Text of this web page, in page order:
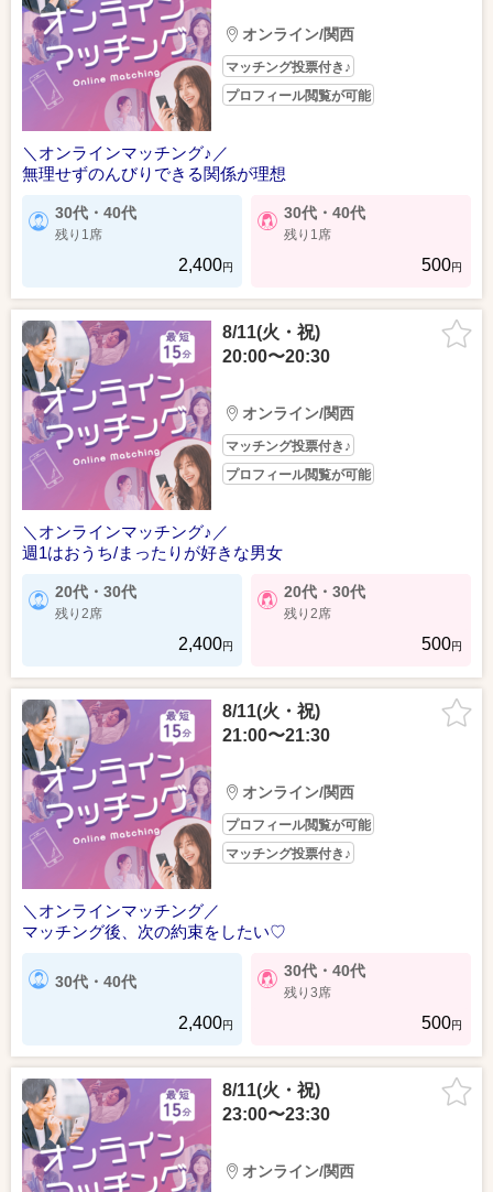
オンライン/関西
マッチング投票付き♪
プロフィール閲覧が可能
＼オンラインマッチング♪／
無理せずのんびりできる関係が理想
30代・40代
残り1席
2,400円
30代・40代
残り1席
500円
8/11(火・祝)
20:00〜20:30
オンライン/関西
マッチング投票付き♪
プロフィール閲覧が可能
＼オンラインマッチング♪／
週1はおうち/まったりが好きな男女
20代・30代
残り2席
2,400円
20代・30代
残り2席
500円
8/11(火・祝)
21:00〜21:30
オンライン/関西
プロフィール閲覧が可能
マッチング投票付き♪
＼オンラインマッチング／
マッチング後、次の約束をしたい♡
30代・40代
2,400円
30代・40代
残り3席
500円
8/11(火・祝)
23:00〜23:30
オンライン/関西